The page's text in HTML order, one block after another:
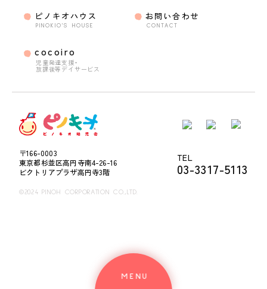
MENU
〒166-0003
東京都杉並区高円寺南4-26-16
ビクトリアプラザ高円寺3階
TEL
03-3317-5113
©2024 PINOH CORPORATION CO.,LTD.
ピノキオハウス
PINOKIO'S HOUSE
cocoiro
児童発達支援・
放課後等デイサービス
お問い合わせ
CONTACT